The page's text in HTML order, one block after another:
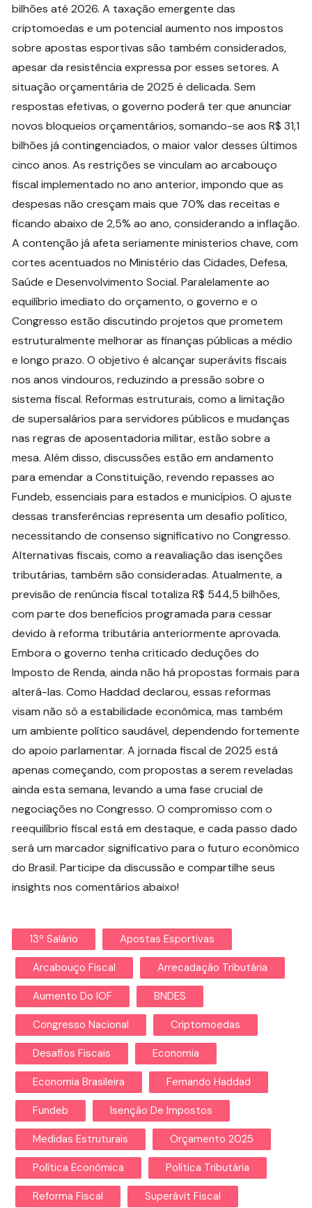
bilhões até 2026. A taxação emergente das
criptomoedas e um potencial aumento nos impostos
sobre apostas esportivas são também considerados,
apesar da resistência expressa por esses setores. A
situação orçamentária de 2025 é delicada. Sem
respostas efetivas, o governo poderá ter que anunciar
novos bloqueios orçamentários, somando-se aos R$ 31,1
bilhões já contingenciados, o maior valor desses últimos
cinco anos. As restrições se vinculam ao arcabouço
fiscal implementado no ano anterior, impondo que as
despesas não cresçam mais que 70% das receitas e
ficando abaixo de 2,5% ao ano, considerando a inflação.
A contenção já afeta seriamente ministerios chave, com
cortes acentuados no Ministério das Cidades, Defesa,
Saúde e Desenvolvimento Social. Paralelamente ao
equilíbrio imediato do orçamento, o governo e o
Congresso estão discutindo projetos que prometem
estruturalmente melhorar as finanças públicas a médio
e longo prazo. O objetivo é alcançar superávits fiscais
nos anos vindouros, reduzindo a pressão sobre o
sistema fiscal. Reformas estruturais, como a limitação
de supersalários para servidores públicos e mudanças
nas regras de aposentadoria militar, estão sobre a
mesa. Além disso, discussões estão em andamento
para emendar a Constituição, revendo repasses ao
Fundeb, essenciais para estados e municípios. O ajuste
dessas transferências representa um desafio político,
necessitando de consenso significativo no Congresso.
Alternativas fiscais, como a reavaliação das isenções
tributárias, também são consideradas. Atualmente, a
previsão de renúncia fiscal totaliza R$ 544,5 bilhões,
com parte dos benefícios programada para cessar
devido à reforma tributária anteriormente aprovada.
Embora o governo tenha criticado deduções do
Imposto de Renda, ainda não há propostas formais para
alterá-las. Como Haddad declarou, essas reformas
visam não só a estabilidade econômica, mas também
um ambiente político saudável, dependendo fortemente
do apoio parlamentar. A jornada fiscal de 2025 está
apenas começando, com propostas a serem reveladas
ainda esta semana, levando a uma fase crucial de
negociações no Congresso. O compromisso com o
reequilíbrio fiscal está em destaque, e cada passo dado
será um marcador significativo para o futuro econômico
do Brasil. Participe da discussão e compartilhe seus
insights nos comentários abaixo!
13º Salário Apostas Esportivas
Arcabouço Fiscal Arrecadação Tributária
Aumento Do IOF BNDES
Congresso Nacional Criptomoedas
Desafios Fiscais Economia
Economia Brasileira Fernando Haddad
Fundeb Isenção De Impostos
Medidas Estruturais Orçamento 2025
Política Econômica Política Tributária
Reforma Fiscal Superávit Fiscal